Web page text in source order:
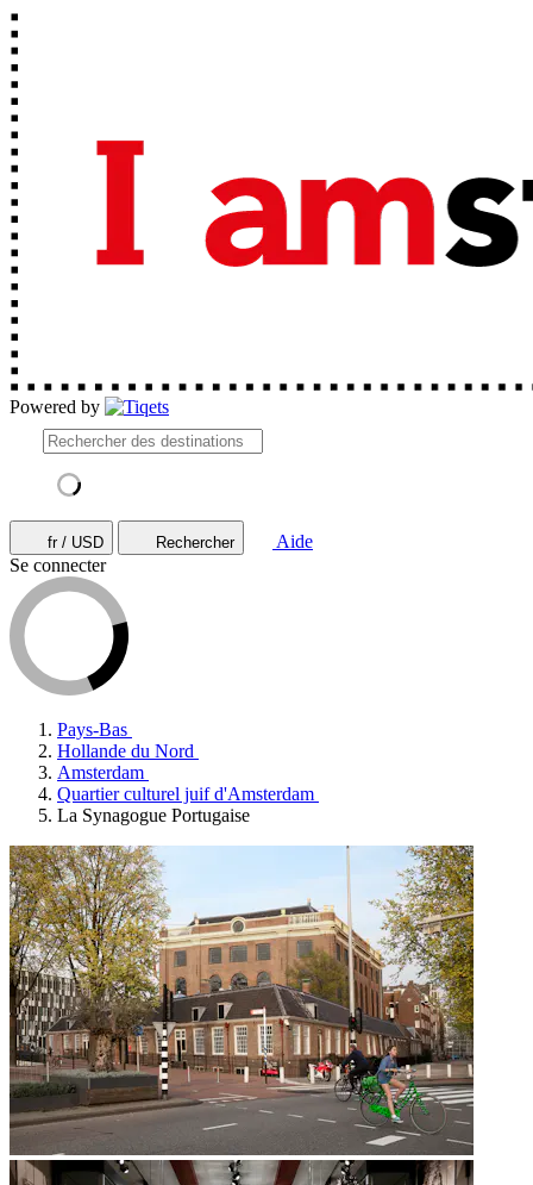
Powered by
fr / USD Rechercher
Aide
Se connecter
Pays-Bas
Hollande du Nord
Amsterdam
Quartier culturel juif d'Amsterdam
La Synagogue Portugaise